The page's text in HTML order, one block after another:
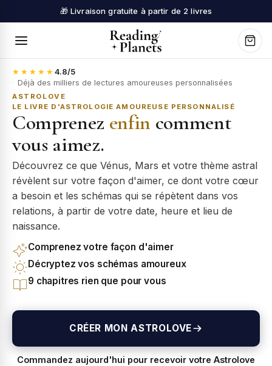
🎁 Livraison gratuite à partir de 2 livres
★★★★★ 4.8/5
· Déjà des milliers de lectures amoureuses personnalisées
ASTROLOVE
LE LIVRE D'ASTROLOGIE AMOUREUSE PERSONNALISÉ
Comprenez enfin comment
vous aimez.
Découvrez ce que Vénus, Mars et votre thème astral
révèlent sur votre façon d'aimer, ce dont votre cœur
a besoin et les schémas qui se répètent dans vos
relations, à partir de votre date, heure et lieu de
naissance.
Comprenez votre façon d'aimer
Décryptez vos schémas amoureux
9 chapitres rien que pour vous
CRÉER MON ASTROLOVE
Commandez aujourd'hui pour recevoir votre Astrolove